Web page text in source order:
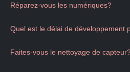
Réparez-vous les numériques?
Quel est le délai de développement
Faites-vous le nettoyage de